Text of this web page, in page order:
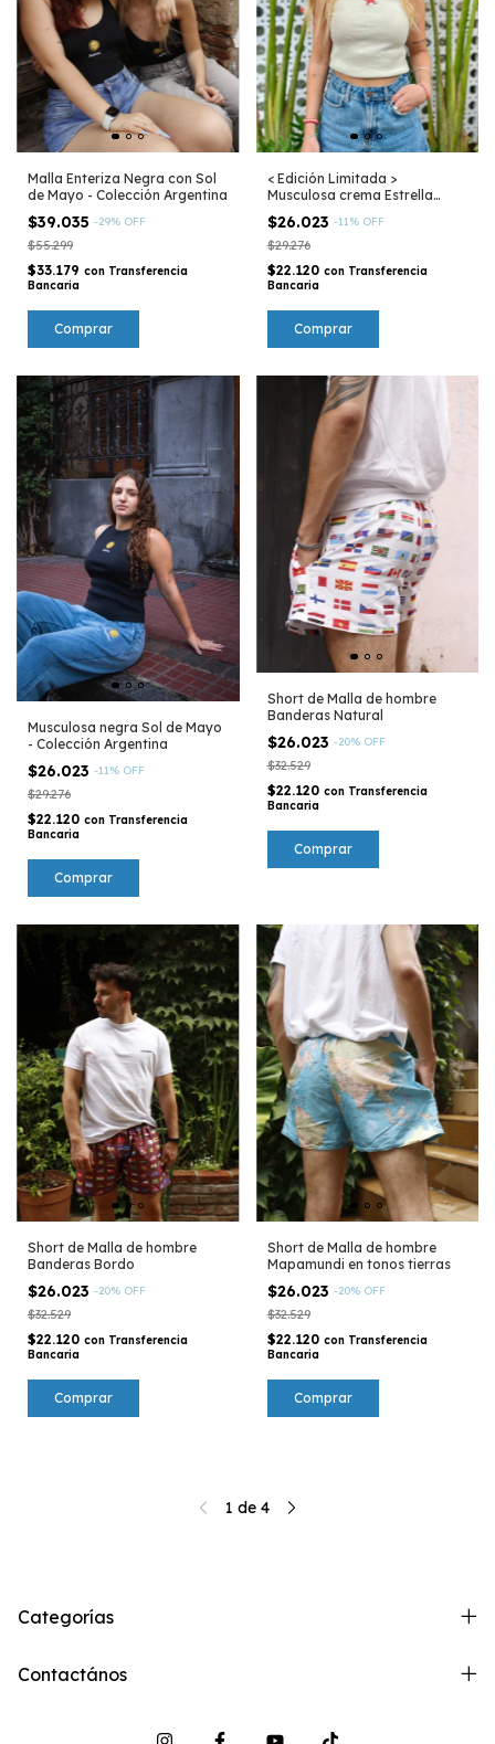
Malla Enteriza Negra con Sol
de Mayo - Colección Argentina
$39.035 -29% OFF
$55.299
$33.179 con Transferencia
Bancaria
Comprar
< Edición Limitada >
Musculosa crema Estrella
Culona - Mar Argentino
$26.023 -11% OFF
$29.276
$22.120 con Transferencia
Bancaria
Comprar
Musculosa negra Sol de Mayo
- Colección Argentina
$26.023 -11% OFF
$29.276
$22.120 con Transferencia
Bancaria
Comprar
Short de Malla de hombre
Banderas Natural
$26.023 -20% OFF
$32.529
$22.120 con Transferencia
Bancaria
Comprar
Short de Malla de hombre
Banderas Bordo
$26.023 -20% OFF
$32.529
$22.120 con Transferencia
Bancaria
Comprar
Short de Malla de hombre
Mapamundi en tonos tierras
$26.023 -20% OFF
$32.529
$22.120 con Transferencia
Bancaria
Comprar
1 de 4
Categorías
Contactános